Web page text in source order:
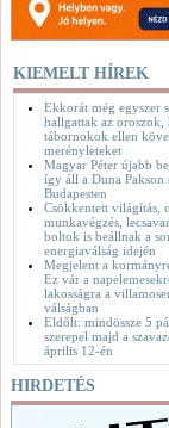
KIEMELT HÍREK
Ekkorát még egyszer
hallgattak az oroszok,
tábornokok ellen
merényleteket
Magyar Péter újabb
így áll a Duna Pakson
Budapesten
Csökkentett világítás,
munkavégzés,
boltok is beállnak a
energiaválság idején
Megjelent a
Ez vár a
lakosságra a
válságban
Eldőlt: mindössze 5
szerepel majd a
április 12-én
HIRDETÉS